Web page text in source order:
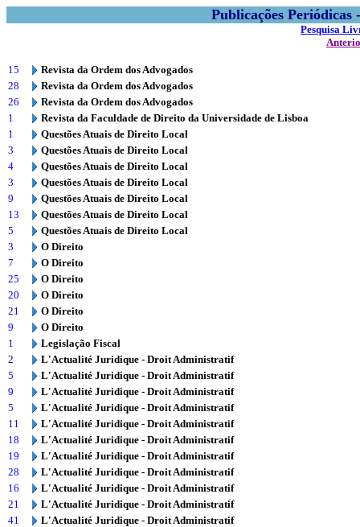
Publicações
Pesquisa
15
Revista da Ordem dos Advogados
28
Revista da Ordem dos Advogados
26
Revista da Ordem dos Advogados
1
Revista da Faculdade de Direito da Universidade de Lisboa
1
Questões Atuais de Direito Local
3
Questões Atuais de Direito Local
4
Questões Atuais de Direito Local
3
Questões Atuais de Direito Local
9
Questões Atuais de Direito Local
13
Questões Atuais de Direito Local
5
Questões Atuais de Direito Local
3
O Direito
7
O Direito
25
O Direito
20
O Direito
21
O Direito
9
O Direito
1
Legislação Fiscal
2
L'Actualité Juridique - Droit Administratif
5
L'Actualité Juridique - Droit Administratif
9
L'Actualité Juridique - Droit Administratif
5
L'Actualité Juridique - Droit Administratif
11
L'Actualité Juridique - Droit Administratif
18
L'Actualité Juridique - Droit Administratif
19
L'Actualité Juridique - Droit Administratif
28
L'Actualité Juridique - Droit Administratif
16
L'Actualité Juridique - Droit Administratif
21
L'Actualité Juridique - Droit Administratif
41
L'Actualité Juridique - Droit Administratif